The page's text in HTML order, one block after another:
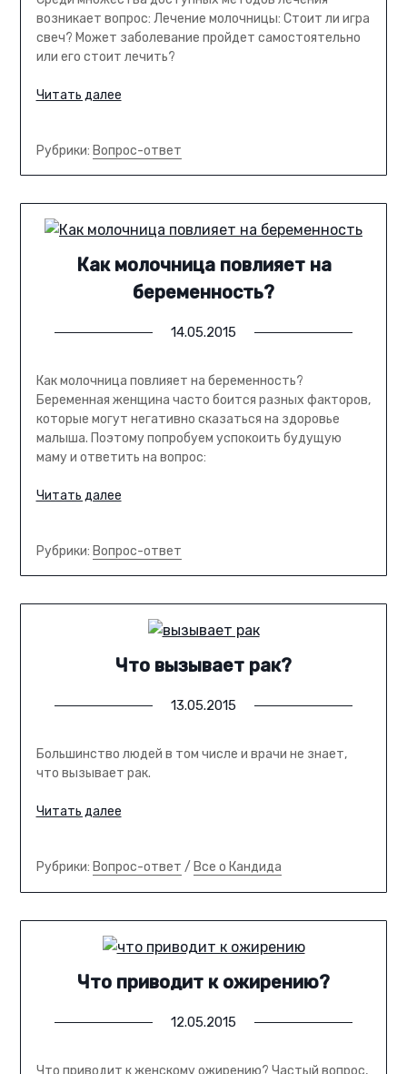
возникает вопрос: Лечение молочницы: Стоит ли игра
свеч? Может заболевание пройдет самостоятельно
или его стоит лечить?
Читать далее
Рубрики: Вопрос-ответ
Как молочница повлияет на
беременность?
14.05.2015
Как молочница повлияет на беременность?
Беременная женщина часто боится разных факторов,
которые могут негативно сказаться на здоровье
малыша. Поэтому попробуем успокоить будущую
маму и ответить на вопрос:
Читать далее
Рубрики: Вопрос-ответ
Что вызывает рак?
13.05.2015
Большинство людей в том числе и врачи не знает,
что вызывает рак.
Читать далее
Рубрики: Вопрос-ответ / Все о Кандида
Что приводит к ожирению?
12.05.2015
Что приводит к женскому ожирению? Частый вопрос,